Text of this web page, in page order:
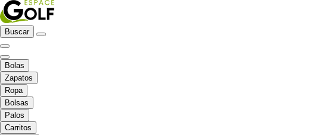
Buscar
Bolas
Zapatos
Ropa
Bolsas
Palos
Carritos